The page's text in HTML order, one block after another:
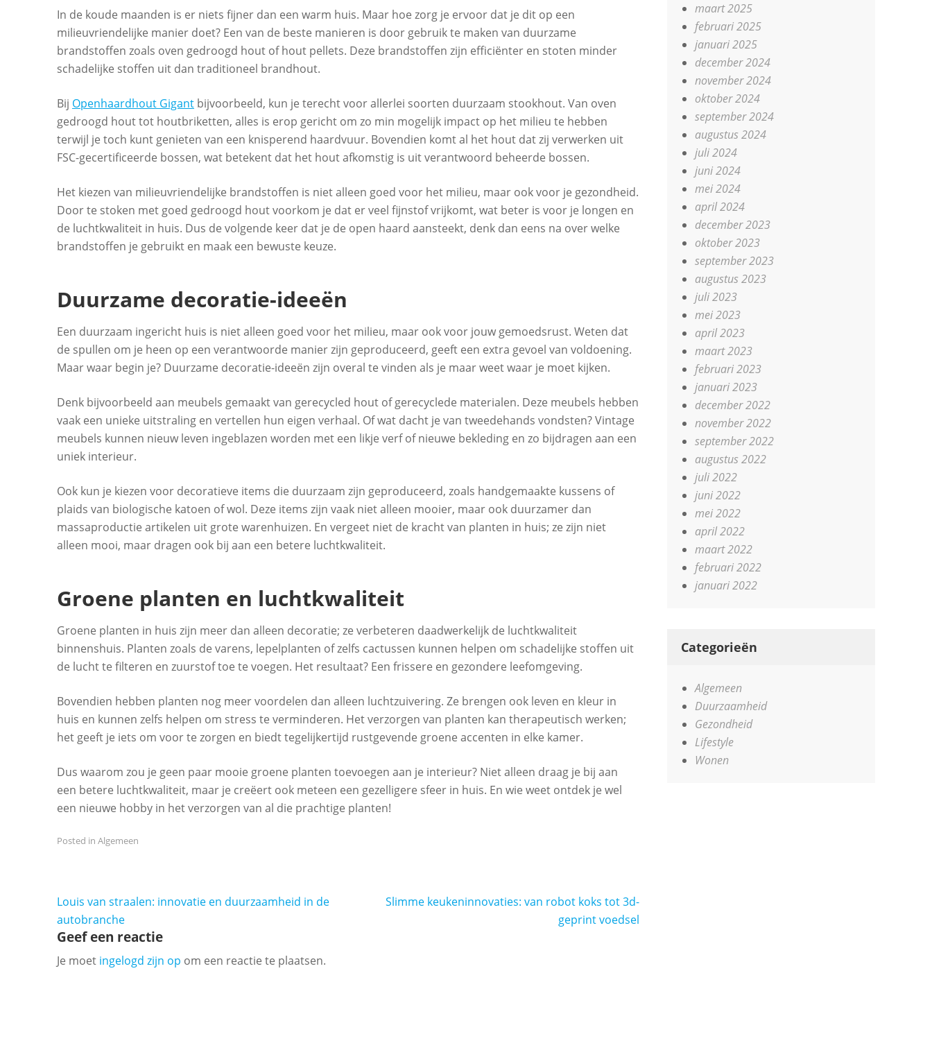
In de koude maanden is er niets fijner dan een warm huis. Maar hoe zorg je ervoor dat je dit op een
milieuvriendelijke manier doet? Een van de beste manieren is door gebruik te maken van duurzame
brandstoffen zoals oven gedroogd hout of hout pellets. Deze brandstoffen zijn efficiënter en stoten minder
schadelijke stoffen uit dan traditioneel brandhout.
Bij Openhaardhout Gigant bijvoorbeeld, kun je terecht voor allerlei soorten duurzaam stookhout. Van oven
gedroogd hout tot houtbriketten, alles is erop gericht om zo min mogelijk impact op het milieu te hebben
terwijl je toch kunt genieten van een knisperend haardvuur. Bovendien komt al het hout dat zij verwerken uit
FSC-gecertificeerde bossen, wat betekent dat het hout afkomstig is uit verantwoord beheerde bossen.
Het kiezen van milieuvriendelijke brandstoffen is niet alleen goed voor het milieu, maar ook voor je gezondheid.
Door te stoken met goed gedroogd hout voorkom je dat er veel fijnstof vrijkomt, wat beter is voor je longen en
de luchtkwaliteit in huis. Dus de volgende keer dat je de open haard aansteekt, denk dan eens na over welke
brandstoffen je gebruikt en maak een bewuste keuze.
Duurzame decoratie-ideeën
Een duurzaam ingericht huis is niet alleen goed voor het milieu, maar ook voor jouw gemoedsrust. Weten dat
de spullen om je heen op een verantwoorde manier zijn geproduceerd, geeft een extra gevoel van voldoening.
Maar waar begin je? Duurzame decoratie-ideeën zijn overal te vinden als je maar weet waar je moet kijken.
Denk bijvoorbeeld aan meubels gemaakt van gerecycled hout of gerecyclede materialen. Deze meubels hebben
vaak een unieke uitstraling en vertellen hun eigen verhaal. Of wat dacht je van tweedehands vondsten? Vintage
meubels kunnen nieuw leven ingeblazen worden met een likje verf of nieuwe bekleding en zo bijdragen aan een
uniek interieur.
Ook kun je kiezen voor decoratieve items die duurzaam zijn geproduceerd, zoals handgemaakte kussens of
plaids van biologische katoen of wol. Deze items zijn vaak niet alleen mooier, maar ook duurzamer dan
massaproductie artikelen uit grote warenhuizen. En vergeet niet de kracht van planten in huis; ze zijn niet
alleen mooi, maar dragen ook bij aan een betere luchtkwaliteit.
Groene planten en luchtkwaliteit
Groene planten in huis zijn meer dan alleen decoratie; ze verbeteren daadwerkelijk de luchtkwaliteit
binnenshuis. Planten zoals de varens, lepelplanten of zelfs cactussen kunnen helpen om schadelijke stoffen uit
de lucht te filteren en zuurstof toe te voegen. Het resultaat? Een frissere en gezondere leefomgeving.
Bovendien hebben planten nog meer voordelen dan alleen luchtzuivering. Ze brengen ook leven en kleur in
huis en kunnen zelfs helpen om stress te verminderen. Het verzorgen van planten kan therapeutisch werken;
het geeft je iets om voor te zorgen en biedt tegelijkertijd rustgevende groene accenten in elke kamer.
Dus waarom zou je geen paar mooie groene planten toevoegen aan je interieur? Niet alleen draag je bij aan
een betere luchtkwaliteit, maar je creëert ook meteen een gezelligere sfeer in huis. En wie weet ontdek je wel
een nieuwe hobby in het verzorgen van al die prachtige planten!
Posted in Algemeen
Bericht
navigatie
Louis van straalen: innovatie en duurzaamheid in de
autobranche
Slimme keukeninnovaties: van robot koks tot 3d-
geprint voedsel
Geef een reactie
Je moet ingelogd zijn op om een reactie te plaatsen.
maart 2025
februari 2025
januari 2025
december 2024
november 2024
oktober 2024
september 2024
augustus 2024
juli 2024
juni 2024
mei 2024
april 2024
december 2023
oktober 2023
september 2023
augustus 2023
juli 2023
mei 2023
april 2023
maart 2023
februari 2023
januari 2023
december 2022
november 2022
september 2022
augustus 2022
juli 2022
juni 2022
mei 2022
april 2022
maart 2022
februari 2022
januari 2022
Categorieën
Algemeen
Duurzaamheid
Gezondheid
Lifestyle
Wonen